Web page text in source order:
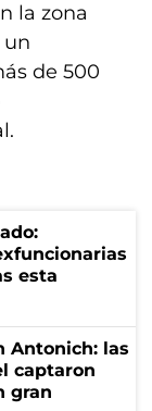
la zona
un
de 500
esta
Antonich: las
captaron
gran